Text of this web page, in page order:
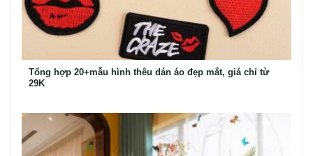
Tổng hợp 20+mẫu hình thêu dán áo đẹp mắt, giá chỉ từ
29K